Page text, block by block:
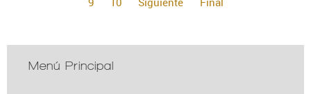
Menú Principal